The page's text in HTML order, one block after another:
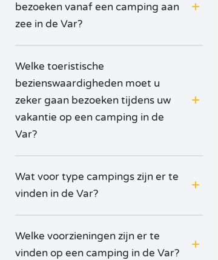
bezoeken vanaf een camping aan
zee in de Var?
Welke toeristische
bezienswaardigheden moet u
zeker gaan bezoeken tijdens uw
vakantie op een camping in de
Var?
Wat voor type campings zijn er te
vinden in de Var?
Welke voorzieningen zijn er te
vinden op een camping in de Var?